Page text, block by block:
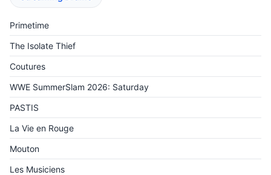
Primetime
The Isolate Thief
Coutures
WWE SummerSlam 2026: Saturday
PASTIS
La Vie en Rouge
Mouton
Les Musiciens